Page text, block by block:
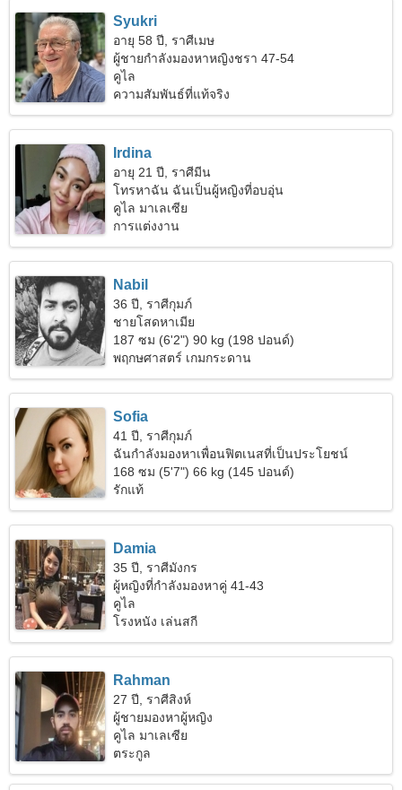
Syukri
อายุ 58 ปี, ราศีเมษ
ผู้ชายกำลังมองหาหญิงชรา 47-54
คูไล
ความสัมพันธ์ที่แท้จริง
Irdina
อายุ 21 ปี, ราศีมีน
โทรหาฉัน ฉันเป็นผู้หญิงที่อบอุ่น
คูไล มาเลเซีย
การแต่งงาน
Nabil
36 ปี, ราศีกุมภ์
ชายโสดหาเมีย
187 ซม (6'2") 90 kg (198 ปอนด์)
พฤกษศาสตร์ เกมกระดาน
Sofia
41 ปี, ราศีกุมภ์
ฉันกำลังมองหาเพื่อนฟิตเนสที่เป็นประโยชน์
168 ซม (5'7") 66 kg (145 ปอนด์)
รักแท้
Damia
35 ปี, ราศีมังกร
ผู้หญิงที่กำลังมองหาคู่ 41-43
คูไล
โรงหนัง เล่นสกี
Rahman
27 ปี, ราศีสิงห์
ผู้ชายมองหาผู้หญิง
คูไล มาเลเซีย
ตระกูล